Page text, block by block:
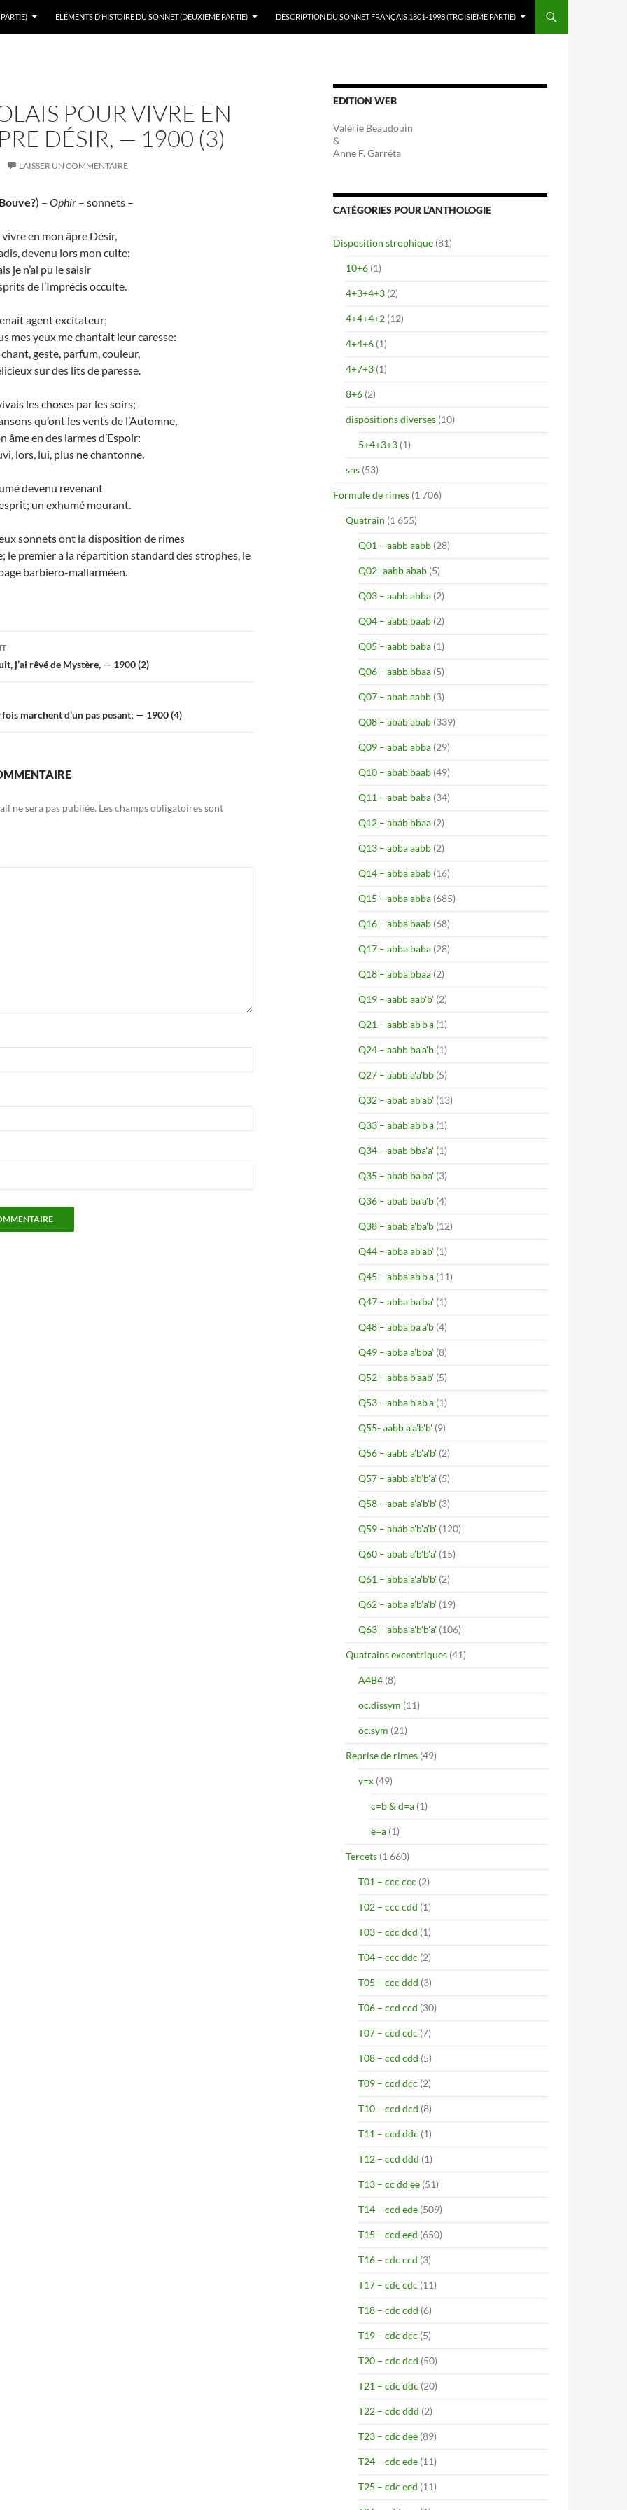
ELÉMENTS D’HISTOIRE DU SONNET (DEUXIÈME PARTIE) DESCRIPTION DU SONNET FRANÇAIS 1801-1998 (TROISIÈME PARTIE)
POUR VIVRE EN
DÉSIR, — 1900 (3)
LAISSER UN COMMENTAIRE
) – Ophir – sonnets –
vivre en mon âpre Désir,
devenu lors mon culte;
je n’ai pu le saisir
de l’Imprécis occulte.
agent excitateur;
mes yeux me chantait leur caresse:
geste, parfum, couleur,
sur des lits de paresse.
les choses par les soirs;
qu’ont les vents de l’Automne,
âme en des larmes d’Espoir:
lors, lui, plus ne chantonne.
devenu revenant
un exhumé mourant.
sonnets ont la disposition de rimes
le premier a la répartition standard des strophes, le
barbiero-mallarméen.
j’ai rêvé de Mystère, — 1900 (2)
marchent d’un pas pesant; — 1900 (4)
ne sera pas publiée. Les champs obligatoires sont
EDITION WEB
Valérie Beaudouin
&
Anne F. Garréta
CATÉGORIES POUR L’ANTHOLOGIE
Disposition strophique (81)
10+6 (1)
4+3+4+3 (2)
4+4+4+2 (12)
4+4+6 (1)
4+7+3 (1)
8+6 (2)
dispositions diverses (10)
5+4+3+3 (1)
sns (53)
Formule de rimes (1 706)
Quatrain (1 655)
Q01 – aabb aabb (28)
Q02 -aabb abab (5)
Q03 – aabb abba (2)
Q04 – aabb baab (2)
Q05 – aabb baba (1)
Q06 – aabb bbaa (5)
Q07 – abab aabb (3)
Q08 – abab abab (339)
Q09 – abab abba (29)
Q10 – abab baab (49)
Q11 – abab baba (34)
Q12 – abab bbaa (2)
Q13 – abba aabb (2)
Q14 – abba abab (16)
Q15 – abba abba (685)
Q16 – abba baab (68)
Q17 – abba baba (28)
Q18 – abba bbaa (2)
Q19 – aabb aab'b' (2)
Q21 – aabb ab'b'a (1)
Q24 – aabb ba'a'b (1)
Q27 – aabb a'a'bb (5)
Q32 – abab ab'ab' (13)
Q33 – abab ab'b'a (1)
Q34 – abab bba'a' (1)
Q35 – abab ba'ba' (3)
Q36 – abab ba'a'b (4)
Q38 – abab a'ba'b (12)
Q44 – abba ab'ab' (1)
Q45 – abba ab'b'a (11)
Q47 – abba ba'ba' (1)
Q48 – abba ba'a'b (4)
Q49 – abba a'bba' (8)
Q52 – abba b'aab' (5)
Q53 – abba b'ab'a (1)
Q55- aabb a'a'b'b' (9)
Q56 – aabb a'b'a'b' (2)
Q57 – aabb a'b'b'a' (5)
Q58 – abab a'a'b'b' (3)
Q59 – abab a'b'a'b' (120)
Q60 – abab a'b'b'a' (15)
Q61 – abba a'a'b'b' (2)
Q62 – abba a'b'a'b' (19)
Q63 – abba a'b'b'a' (106)
Quatrains excentriques (41)
A4B4 (8)
oc.dissym (11)
oc.sym (21)
Reprise de rimes (49)
y=x (49)
c=b & d=a (1)
e=a (1)
Tercets (1 660)
T01 – ccc ccc (2)
T02 – ccc cdd (1)
T03 – ccc dcd (1)
T04 – ccc ddc (2)
T05 – ccc ddd (3)
T06 – ccd ccd (30)
T07 – ccd cdc (7)
T08 – ccd cdd (5)
T09 – ccd dcc (2)
T10 – ccd dcd (8)
T11 – ccd ddc (1)
T12 – ccd ddd (1)
T13 – cc dd ee (51)
T14 – ccd ede (509)
T15 – ccd eed (650)
T16 – cdc ccd (3)
T17 – cdc cdc (11)
T18 – cdc cdd (6)
T19 – cdc dcc (5)
T20 – cdc dcd (50)
T21 – cdc ddc (20)
T22 – cdc ddd (2)
T23 – cdc dee (89)
T24 – cdc ede (11)
T25 – cdc eed (11)